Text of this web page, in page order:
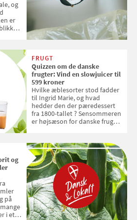
og
er
FRUGT
Quizzen om de danske
frugter: Vind en slowjuicer til
599 kroner
Hvilke æblesorter stod fadder
til Ingrid Marie, og hvad
hedder den der pæredessert
fra 1800-tallet ? Sensommeren
er højsæson for danske fruger,
favoritter. Det fejrer Samvirke
med en quiz om alt det danske
frugt, vi elsker. Konkurrencen
slutter fredag d. 18. september
2026
og
på
i et